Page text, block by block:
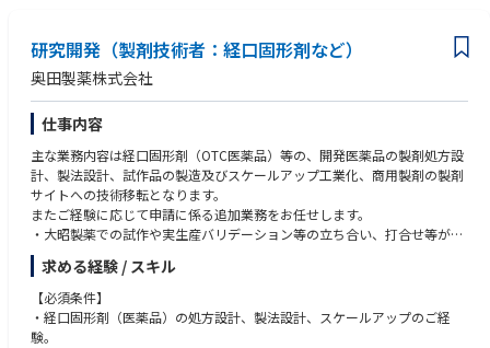
料作成を含む）
・企業研究者としての創薬プロジェクト推進経験
・CROへの試験委託に関する折衝および進捗管理の経験
・薬理試験データの統計解析に関する基礎知識（例：用量反応解析、群間
比較など）
・英語でのコミュニケーション能力（海外CRO・共同研究先との会議・交
渉・プレゼンテーションが可能なレベル）
研究開発（製剤技術者：経口固形剤など）
奥田製薬株式会社
仕事内容
主な業務内容は経口固形剤（OTC医薬品）等の、開発医薬品の製剤処方設
計、製法設計、試作品の製造及びスケールアップ工業化、商用製剤の製剤
サイトへの技術移転となります。
またご経験に応じて申請に係る追加業務をお任せします。
・大昭製薬での試作や実生産バリデーション等の立ち合い、打合せ等があ
ります。
・その他付帯業務
求める経験 / スキル
【必須条件】
・経口固形剤（医薬品）の処方設計、製法設計、スケールアップのご経
験。